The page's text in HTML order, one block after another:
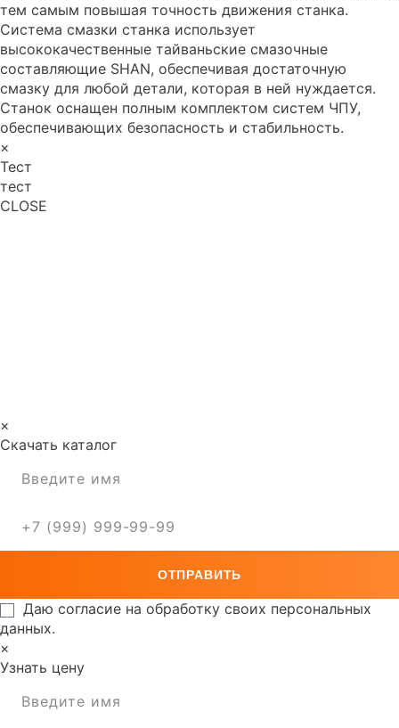
тем самым повышая точность движения станка.
Система смазки станка использует
высококачественные тайваньские смазочные
составляющие SHAN, обеспечивая достаточную
смазку для любой детали, которая в ней нуждается.
Станок оснащен полным комплектом систем ЧПУ,
обеспечивающих безопасность и стабильность.
×
Тест
тест
CLOSE
×
Скачать каталог
Даю согласие на обработку своих персональных
данных.
×
Узнать цену